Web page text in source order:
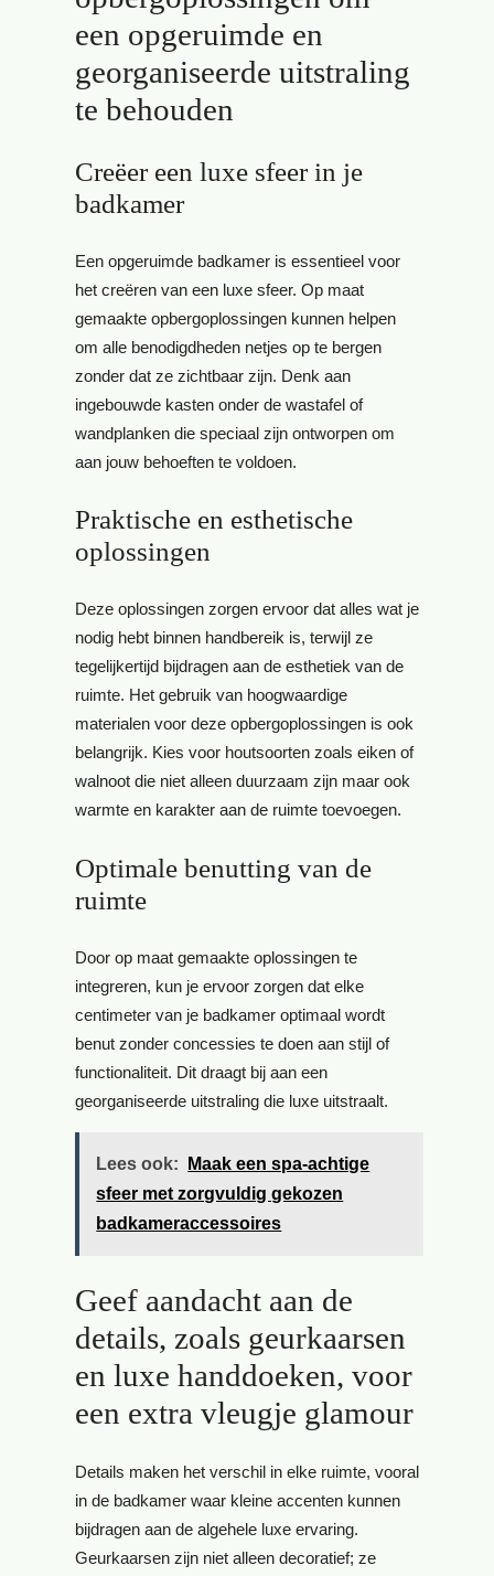
een opgeruimde en
georganiseerde uitstraling
te behouden
Creëer een luxe sfeer in je
badkamer
Een opgeruimde badkamer is essentieel voor
het creëren van een luxe sfeer. Op maat
gemaakte opbergoplossingen kunnen helpen
om alle benodigdheden netjes op te bergen
zonder dat ze zichtbaar zijn. Denk aan
ingebouwde kasten onder de wastafel of
wandplanken die speciaal zijn ontworpen om
aan jouw behoeften te voldoen.
Praktische en esthetische
oplossingen
Deze oplossingen zorgen ervoor dat alles wat je
nodig hebt binnen handbereik is, terwijl ze
tegelijkertijd bijdragen aan de esthetiek van de
ruimte. Het gebruik van hoogwaardige
materialen voor deze opbergoplossingen is ook
belangrijk. Kies voor houtsoorten zoals eiken of
walnoot die niet alleen duurzaam zijn maar ook
warmte en karakter aan de ruimte toevoegen.
Optimale benutting van de
ruimte
Door op maat gemaakte oplossingen te
integreren, kun je ervoor zorgen dat elke
centimeter van je badkamer optimaal wordt
benut zonder concessies te doen aan stijl of
functionaliteit. Dit draagt bij aan een
georganiseerde uitstraling die luxe uitstraalt.
Lees ook:
Maak een spa-achtige
sfeer met zorgvuldig gekozen
badkameraccessoires
Geef aandacht aan de
details, zoals geurkaarsen
en luxe handdoeken, voor
een extra vleugje glamour
Details maken het verschil in elke ruimte, vooral
in de badkamer waar kleine accenten kunnen
bijdragen aan de algehele luxe ervaring.
Geurkaarsen zijn niet alleen decoratief; ze